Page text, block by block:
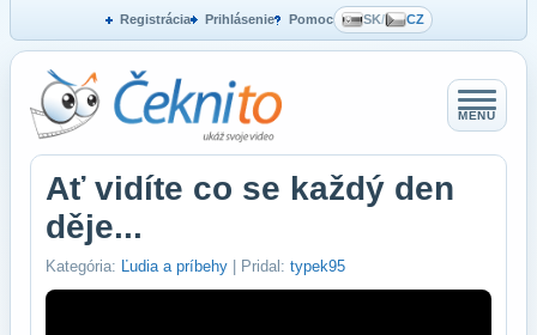
Registrácia Prihlásenie Pomoc SK/ CZ
MENU
Ať vidíte co se každý den
děje...
Kategória: Ľudia a príbehy | Pridal: typek95